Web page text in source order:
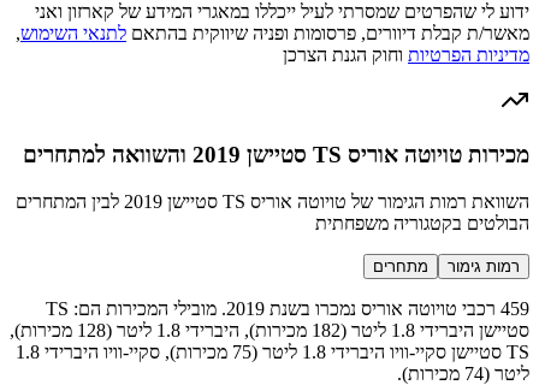
ידוע לי שהפרטים שמסרתי לעיל ייכללו במאגרי המידע של קארזון ואני
מאשר/ת קבלת דיוורים, פרסומות ופניה שיווקית בהתאם לתנאי השימוש,
מדיניות הפרטיות וחוק הגנת הצרכן
מכירות טויוטה אוריס TS סטיישן 2019 והשוואה למתחרים
השוואת רמות הגימור של טויוטה אוריס TS סטיישן 2019 לבין המתחרים
הבולטים בקטגוריה משפחתית
רמות גימור מתחרים
459 רכבי טויוטה אוריס נמכרו בשנת 2019. מובילי המכירות הם: TS
סטיישן היברידי 1.8 ליטר (182 מכירות), היברידי 1.8 ליטר (128 מכירות),
TS סטיישן סקיי-וויו היברידי 1.8 ליטר (75 מכירות), סקיי-וויו היברידי 1.8
ליטר (74 מכירות).